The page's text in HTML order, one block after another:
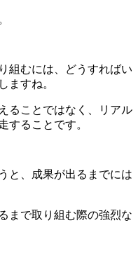
組むには、どうすればい
ますね。
ることではなく、リアル
することです。
と、成果が出るまでには
まで取り組む際の強烈な